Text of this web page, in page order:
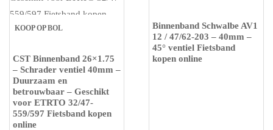
KOOP OP BOL
CST Binnenband 26×1.75
– Schrader ventiel 40mm –
Duurzaam en
betrouwbaar – Geschikt
voor ETRTO 32/47-
559/597 Fietsband kopen
online
Binnenband Schwalbe AV1
12 / 47/62-203 – 40mm –
45° ventiel Fietsband
kopen online